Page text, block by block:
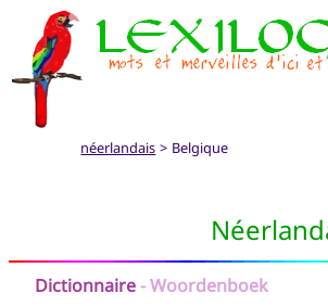
néerlandais > Belgique
Dictionnaire- Woordenboek